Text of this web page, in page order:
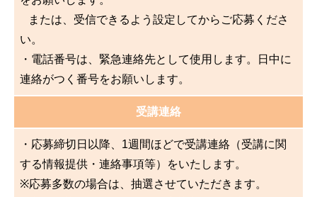
または、受信できるよう設定してからご応募くださ
い。
・電話番号は、緊急連絡先として使用します。日中に
連絡がつく番号をお願いします。
受講連絡
・応募締切日以降、1週間ほどで受講連絡（受講に関
する情報提供・連絡事項等）をいたします。
※応募多数の場合は、抽選させていただきます。